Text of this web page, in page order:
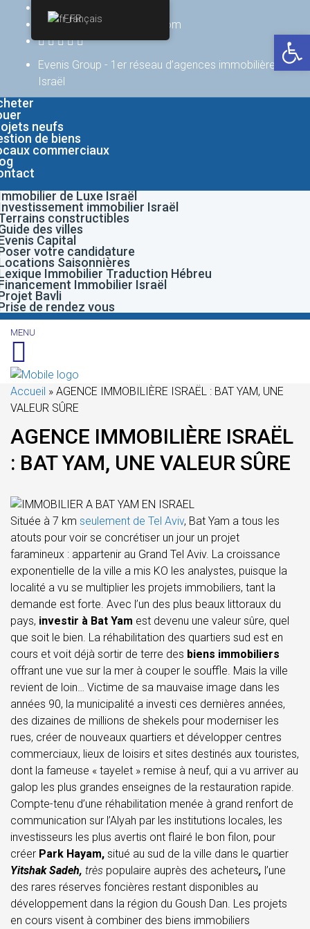
+(972) 747571578
contact@evenisgroup.com
Evenis Group - 1er réseau d’agences immobilières en
Israël
neufs
de biens
commerciaux
de Luxe Israël
immobilier Israël
constructibles
des villes
Capital
votre candidature
Saisonnières
Immobilier Traduction Hébreu
Immobilier Israël
Bavli
de rendez vous
MENU
Accueil » AGENCE IMMOBILIÈRE ISRAËL : BAT YAM, UNE
VALEUR SÛRE
AGENCE IMMOBILIÈRE ISRAËL
: BAT YAM, UNE VALEUR SÛRE
Située à 7 km seulement de Tel Aviv, Bat Yam a tous les
atouts pour voir se concrétiser un jour un projet
faramineux : appartenir au Grand Tel Aviv. La croissance
exponentielle de la ville a mis KO les analystes, puisque la
localité a vu se multiplier les projets immobiliers, tant la
demande est forte. Avec l’un des plus beaux littoraux du
pays, investir à Bat Yam est devenu une valeur sûre, quel
que soit le bien. La réhabilitation des quartiers sud est en
cours et voit déjà sortir de terre des biens immobiliers
offrant une vue sur la mer à couper le souffle. Mais la ville
revient de loin… Victime de sa mauvaise image dans les
années 90, la municipalité a investi ces dernières années,
des dizaines de millions de shekels pour moderniser les
rues, créer de nouveaux quartiers et développer centres
commerciaux, lieux de loisirs et sites destinés aux touristes,
dont la fameuse « tayelet » remise à neuf, qui a vu arriver au
galop les plus grandes enseignes de la restauration rapide.
Compte-tenu d’une réhabilitation menée à grand renfort de
communication sur l’Alyah par les institutions locales, les
investisseurs les plus avertis ont flairé le bon filon, pour
créer Park Hayam, situé au sud de la ville dans le quartier
Yitshak Sadeh, très populaire auprès des acheteurs, l’une
des rares réserves foncières restant disponibles au
développement dans la région du Goush Dan. Les projets
en cours visent à combiner des biens immobiliers
Français